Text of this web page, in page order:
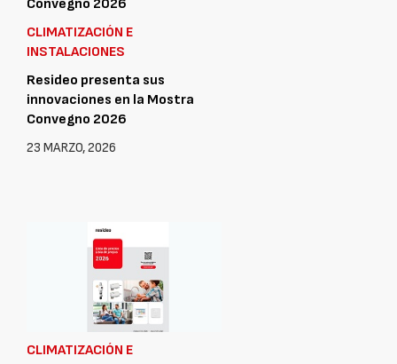
CLIMATIZACIÓN E
INSTALACIONES
Resideo presenta sus
innovaciones en la Mostra
Convegno 2026
23 MARZO, 2026
CLIMATIZACIÓN E